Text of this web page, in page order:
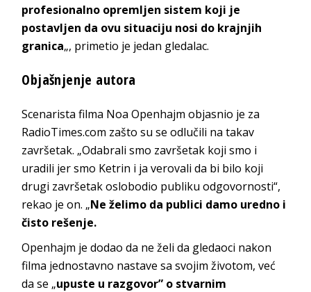
profesionalno opremljen sistem koji je
postavljen da ovu situaciju nosi do krajnjih
granica„, primetio je jedan gledalac.
Objašnjenje autora
Scenarista filma Noa Openhajm objasnio je za
RadioTimes.com zašto su se odlučili na takav
završetak. „Odabrali smo završetak koji smo i
uradili jer smo Ketrin i ja verovali da bi bilo koji
drugi završetak oslobodio publiku odgovornosti“,
rekao je on. „Ne želimo da publici damo uredno i
čisto rešenje.
Openhajm je dodao da ne želi da gledaoci nakon
filma jednostavno nastave sa svojim životom, već
da se „upuste u razgovor” o stvarnim